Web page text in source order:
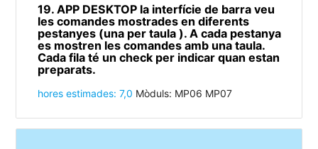
19. APP DESKTOP la interfície de barra veu
les comandes mostrades en diferents
pestanyes (una per taula ). A cada pestanya
es mostren les comandes amb una taula.
Cada fila té un check per indicar quan estan
preparats.
hores estimades: 7,0 Mòduls: MP06 MP07